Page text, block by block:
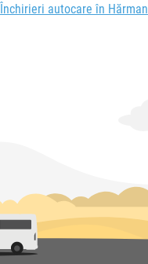
Închirieri autocare în Hărman